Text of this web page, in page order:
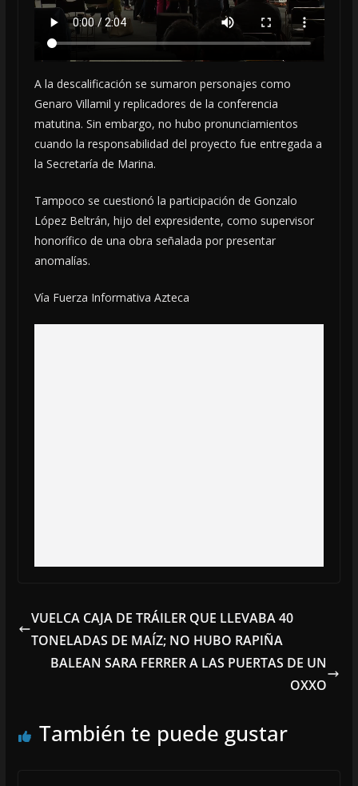
A la descalificación se sumaron personajes como
Genaro Villamil y replicadores de la conferencia
matutina. Sin embargo, no hubo pronunciamientos
cuando la responsabilidad del proyecto fue entregada a
la Secretaría de Marina.
Tampoco se cuestionó la participación de Gonzalo
López Beltrán, hijo del expresidente, como supervisor
honorífico de una obra señalada por presentar
anomalías.
Vía Fuerza Informativa Azteca
VUELCA CAJA DE TRÁILER QUE LLEVABA 40
TONELADAS DE MAÍZ; NO HUBO RAPIÑA
BALEAN SARA FERRER A LAS PUERTAS DE UN
OXXO
También te puede gustar